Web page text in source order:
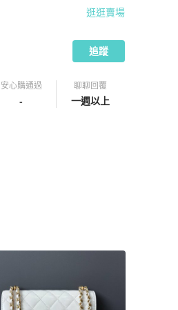
逛逛賣場
追蹤
安心購通過
-
聊聊回覆
一週以上